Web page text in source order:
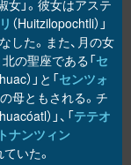
」。彼女はアステ
（Huitzilopochtli）」
した。また、月の女
北の聖座である「セ
）」と「センツォ
母ともされる。チ
）」、「テテオ
トナンツィン
いた。